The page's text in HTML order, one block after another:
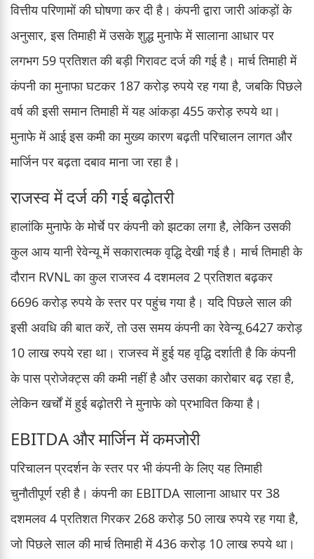
वित्तीय परिणामों की घोषणा कर दी है। कंपनी द्वारा जारी आंकड़ों के
अनुसार, इस तिमाही में उसके शुद्ध मुनाफे में सालाना आधार पर
लगभग 59 प्रतिशत की बड़ी गिरावट दर्ज की गई है। मार्च तिमाही में
कंपनी का मुनाफा घटकर 187 करोड़ रुपये रह गया है, जबकि पिछले
वर्ष की इसी समान तिमाही में यह आंकड़ा 455 करोड़ रुपये था।
मुनाफे में आई इस कमी का मुख्य कारण बढ़ती परिचालन लागत और
मार्जिन पर बढ़ता दबाव माना जा रहा है।
राजस्व में दर्ज की गई बढ़ोतरी
हालांकि मुनाफे के मोर्चे पर कंपनी को झटका लगा है, लेकिन उसकी
कुल आय यानी रेवेन्यू में सकारात्मक वृद्धि देखी गई है। मार्च तिमाही के
दौरान RVNL का कुल राजस्व 4 दशमलव 2 प्रतिशत बढ़कर
6696 करोड़ रुपये के स्तर पर पहुंच गया है। यदि पिछले साल की
इसी अवधि की बात करें, तो उस समय कंपनी का रेवेन्यू 6427 करोड़
10 लाख रुपये रहा था। राजस्व में हुई यह वृद्धि दर्शाती है कि कंपनी
के पास प्रोजेक्ट्स की कमी नहीं है और उसका कारोबार बढ़ रहा है,
लेकिन खर्चों में हुई बढ़ोतरी ने मुनाफे को प्रभावित किया है।
EBITDA और मार्जिन में कमजोरी
परिचालन प्रदर्शन के स्तर पर भी कंपनी के लिए यह तिमाही
चुनौतीपूर्ण रही है। कंपनी का EBITDA सालाना आधार पर 38
दशमलव 4 प्रतिशत गिरकर 268 करोड़ 50 लाख रुपये रह गया है,
जो पिछले साल की मार्च तिमाही में 436 करोड़ 10 लाख रुपये था।